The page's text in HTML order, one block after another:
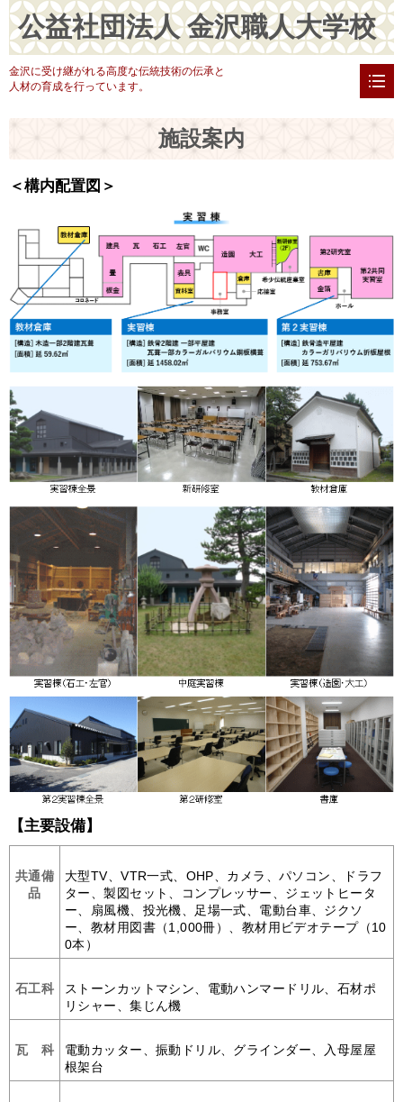
公益社団法人 金沢職人大学校
金沢に受け継がれる高度な伝統技術の伝承と
人材の育成を行っています。
施設案内
＜構内配置図＞
【主要設備】
共通備
品
大型TV、VTR一式、OHP、カメラ、パソコン、ドラフ
ター、製図セット、コンプレッサー、ジェットヒータ
ー、扇風機、投光機、足場一式、電動台車、ジクソ
ー、教材用図書（1,000冊）、教材用ビデオテープ（10
0本）
石工科
ストーンカットマシン、電動ハンマードリル、石材ポ
リシャー、集じん機
瓦 科
電動カッター、振動ドリル、グラインダー、入母屋屋
根架台